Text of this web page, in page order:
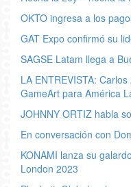
OKTO ingresa a los
GAT Expo confirmó su
SAGSE Latam llega a
LA ENTREVISTA:
GameArt para América
JOHNNY ORTIZ habla
En conversación con
KONAMI lanza su
London 2023